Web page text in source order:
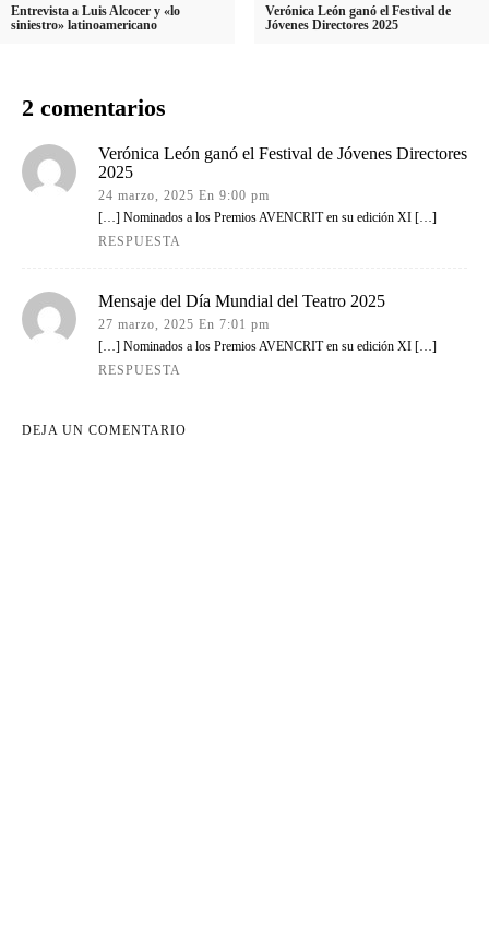
Entrevista a Luis Alcocer y «lo
siniestro» latinoamericano
Verónica León ganó el Festival de
Jóvenes Directores 2025
2 comentarios
Verónica León ganó el Festival de Jóvenes Directores
2025
24 marzo, 2025 En 9:00 pm
[…] Nominados a los Premios AVENCRIT en su edición XI […]
RESPUESTA
Mensaje del Día Mundial del Teatro 2025
27 marzo, 2025 En 7:01 pm
[…] Nominados a los Premios AVENCRIT en su edición XI […]
RESPUESTA
DEJA UN COMENTARIO